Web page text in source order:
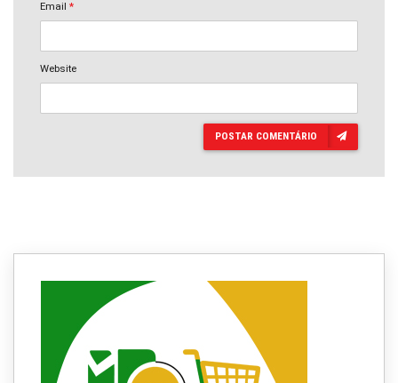
Email *
Website
POSTAR COMENTÁRIO